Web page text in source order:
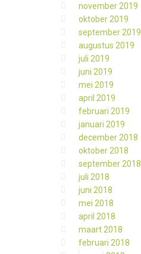
november 2019
oktober 2019
september 2019
augustus 2019
juli 2019
juni 2019
mei 2019
april 2019
februari 2019
januari 2019
december 2018
oktober 2018
september 2018
juli 2018
juni 2018
mei 2018
april 2018
maart 2018
februari 2018